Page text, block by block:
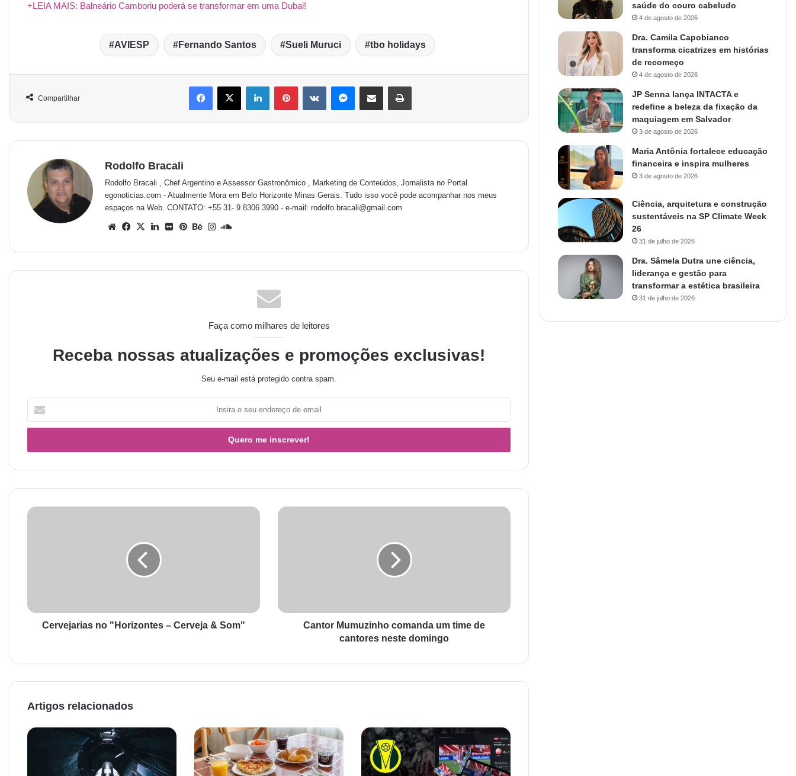
+LEIA MAIS: Balneário Camboriu poderá se transformar em uma Dubai!
AVIESP Fernando Santos Sueli Muruci tbo holidays
Compartilhar
Rodolfo Bracali
Rodolfo Bracali , Chef Argentino e Assessor Gastronômico , Marketing de Conteúdos, Jornalista no Portal
egonoticias.com - Atualmente Mora em Belo Horizonte Minas Gerais. Tudo isso você pode acompanhar nos meus
espaços na Web. CONTATO: +55 31- 9 8306 3990 - e-mail: rodolfo.bracali@gmail.com
Faça como milhares de leitores
Receba nossas atualizações e promoções exclusivas!
Seu e-mail está protegido contra spam.
Cervejarias no "Horizontes – Cerveja & Som"
Cantor Mumuzinho comanda um time de
cantores neste domingo
Artigos relacionados
saúde do couro cabeludo
4 de agosto de 2026
Dra. Camila Capobianco
transforma cicatrizes em histórias
de recomeço
4 de agosto de 2026
JP Senna lança INTACTA e
redefine a beleza da fixação da
maquiagem em Salvador
3 de agosto de 2026
Maria Antônia fortalece educação
financeira e inspira mulheres
3 de agosto de 2026
Ciência, arquitetura e construção
sustentáveis na SP Climate Week
26
31 de julho de 2026
Dra. Sâmela Dutra une ciência,
liderança e gestão para
transformar a estética brasileira
31 de julho de 2026